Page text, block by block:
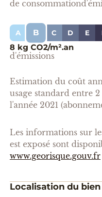
de consommation
A B C D E
8 kg CO2/m².an
d'émissions
Estimation du coût
usage standard entre
l'année 2021
Les informations sur
est exposé sont
www.georisque.gouv.fr
Localisation du bien